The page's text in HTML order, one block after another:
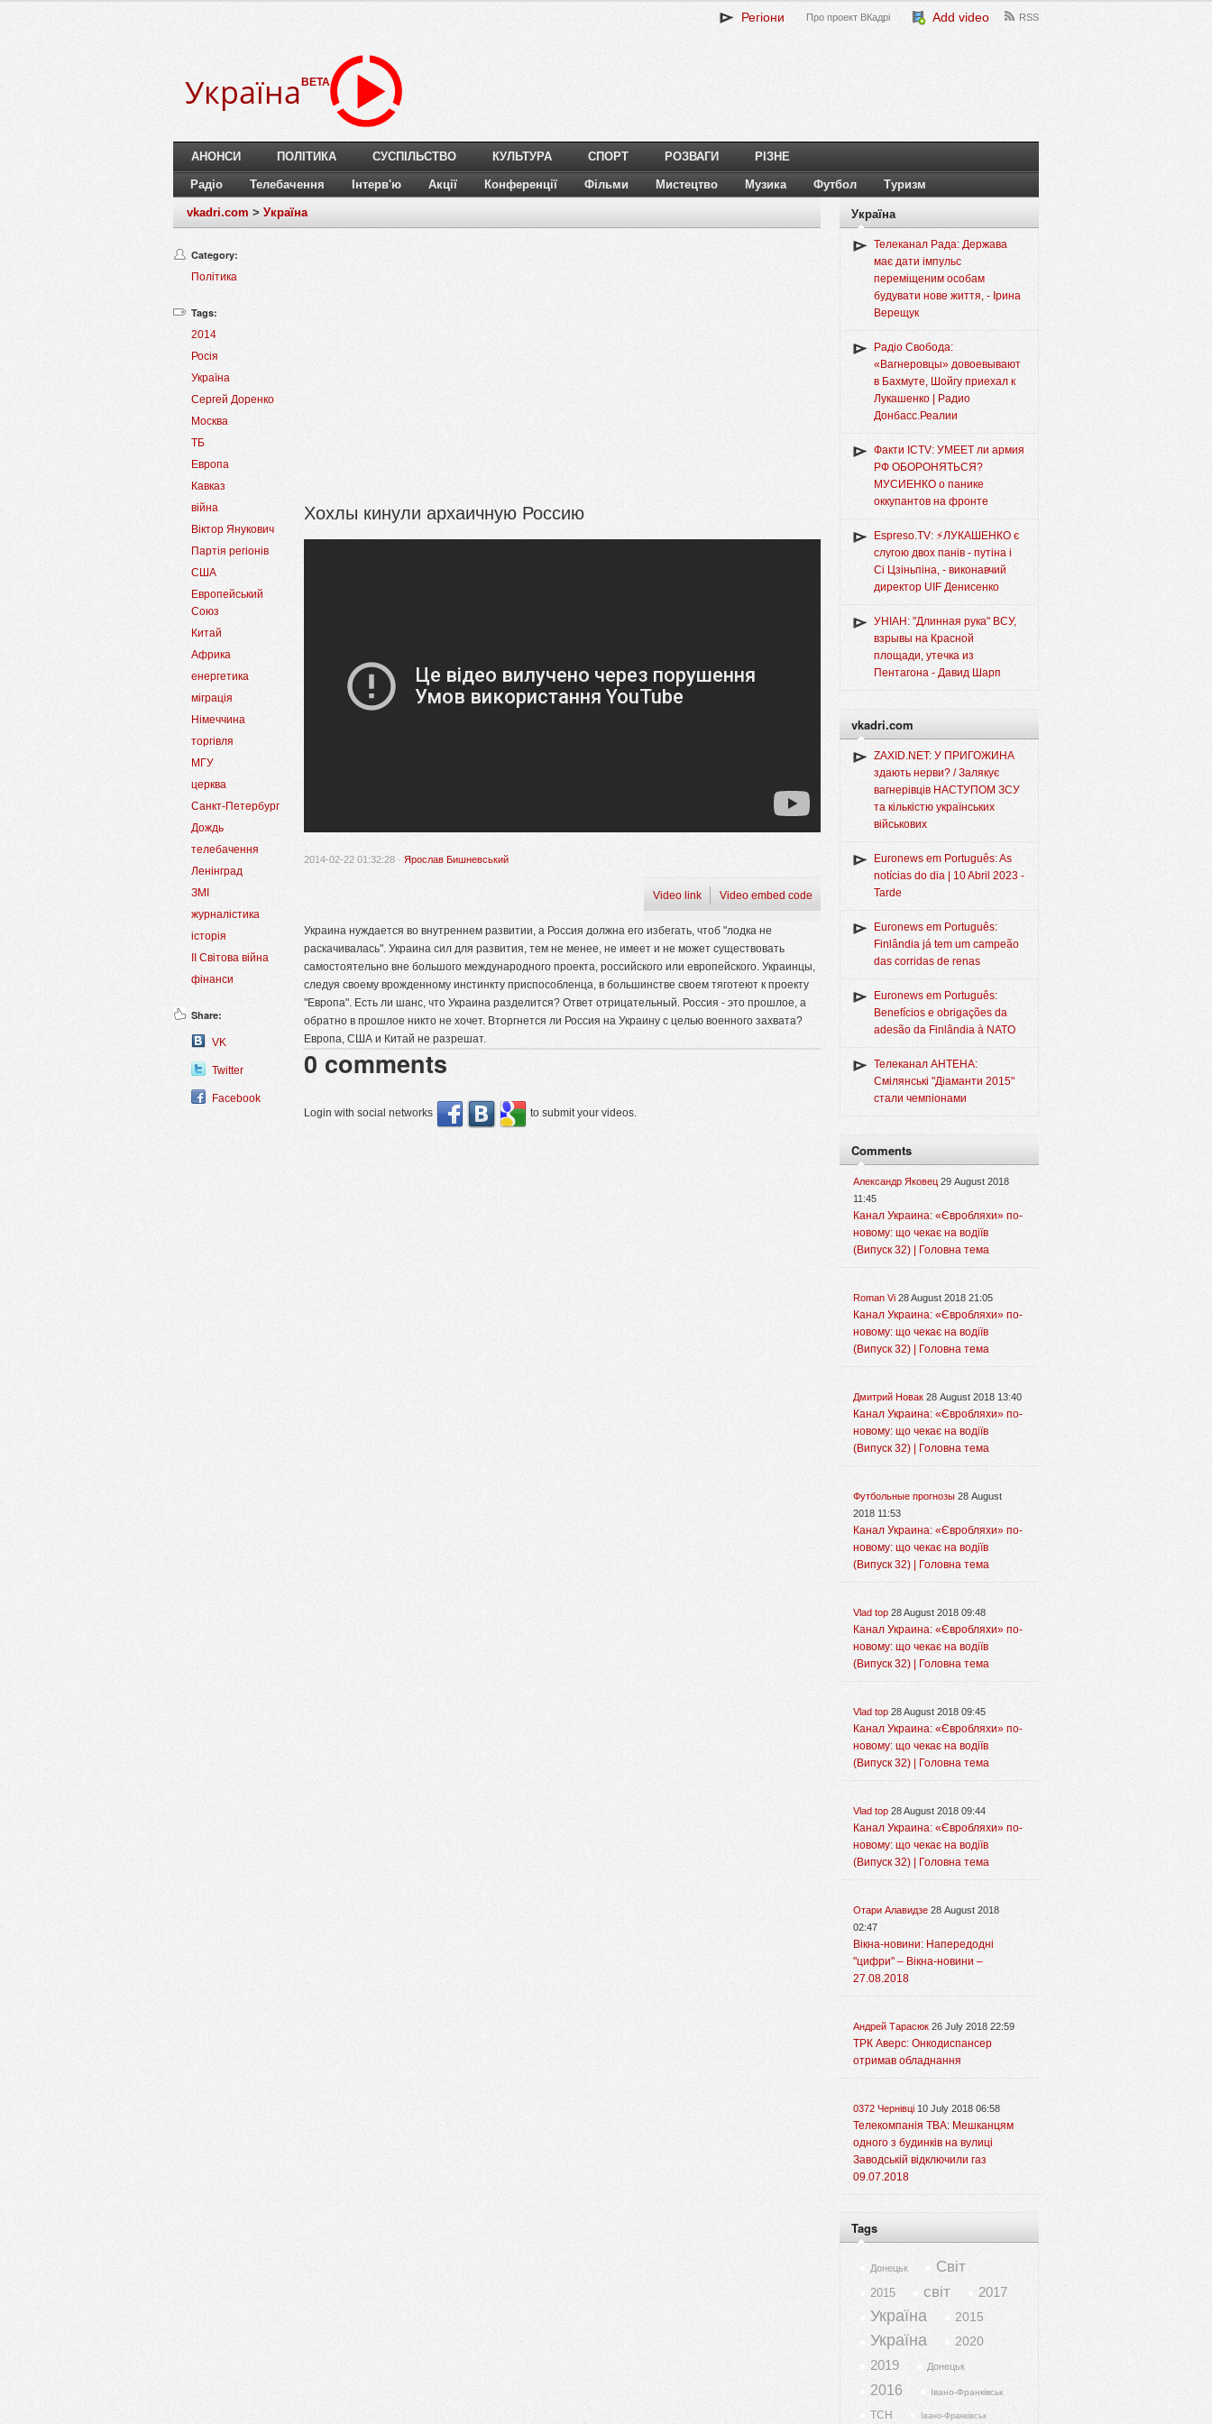
Регіони Про проект ВКадрі Add video RSS
Україна BETA
АНОНСИ ПОЛІТИКА СУСПІЛЬСТВО КУЛЬТУРА СПОРТ РОЗВАГИ РІЗНЕ
Радіо Телебачення Інтерв'ю Акції Конференції Фільми Мистецтво Музика Футбол Туризм
vkadri.com > Україна
Category:
Політика
Tags:
2014
Росія
Україна
Сергей Доренко
Москва
ТБ
Европа
Кавказ
війна
Віктор Янукович
Партія регіонів
США
Европейський
Союз
Китай
Африка
енергетика
міграція
Німеччина
торгівля
МГУ
церква
Санкт-Петербург
Дождь
телебачення
Ленінград
ЗМІ
журналістика
історія
II Світова війна
фінанси
Share:
VK
Twitter
Facebook
Хохлы кинули архаичную Россию
2014-02-22 01:32:28 · Ярослав Бишневський
Video link Video embed code
Украина нуждается во внутреннем развитии, а Россия должна его избегать, чтоб "лодка не
раскачивалась". Украина сил для развития, тем не менее, не имеет и не может существовать
самостоятельно вне большого международного проекта, российского или европейского. Украинцы,
следуя своему врожденному инстинкту приспособленца, в большинстве своем тяготеют к проекту
"Европа". Есть ли шанс, что Украина разделится? Ответ отрицательный. Россия - это прошлое, а
обратно в прошлое никто не хочет. Вторгнется ли Россия на Украину с целью военного захвата?
Европа, США и Китай не разрешат.
0 comments
Login with social networks to submit your videos.
Україна
Телеканал Рада: Держава
має дати імпульс
переміщеним особам
будувати нове життя, - Ірина
Верещук
Радіо Свобода:
«Вагнеровцы» довоевывают
в Бахмуте, Шойгу приехал к
Лукашенко | Радио
Донбасс.Реалии
Факти ICTV: УМЕЕТ ли армия
РФ ОБОРОНЯТЬСЯ?
МУСИЕНКО о панике
оккупантов на фронте
Espreso.TV: ⚡ЛУКАШЕНКО є
слугою двох панів - путіна і
Сі Цзіньпіна, - виконавчий
директор UIF Денисенко
УНІАН: "Длинная рука" ВСУ,
взрывы на Красной
площади, утечка из
Пентагона - Давид Шарп
vkadri.com
ZAXID.NET: У ПРИГОЖИНА
здають нерви? / Залякує
вагнерівців НАСТУПОМ ЗСУ
та кількістю українських
військових
Euronews em Português: As
notícias do dia | 10 Abril 2023 -
Tarde
Euronews em Português:
Finlândia já tem um campeão
das corridas de renas
Euronews em Português:
Benefícios e obrigações da
adesão da Finlândia à NATO
Телеканал АНТЕНА:
Смілянські "Діаманти 2015"
стали чемпіонами
Comments
Александр Яковец 29 August 2018
11:45
Канал Украина: «Євробляхи» по-
новому: що чекає на водіїв
(Випуск 32) | Головна тема
Roman Vi 28 August 2018 21:05
Канал Украина: «Євробляхи» по-
новому: що чекає на водіїв
(Випуск 32) | Головна тема
Дмитрий Новак 28 August 2018 13:40
Канал Украина: «Євробляхи» по-
новому: що чекає на водіїв
(Випуск 32) | Головна тема
Футбольные прогнозы 28 August
2018 11:53
Канал Украина: «Євробляхи» по-
новому: що чекає на водіїв
(Випуск 32) | Головна тема
Vlad top 28 August 2018 09:48
Канал Украина: «Євробляхи» по-
новому: що чекає на водіїв
(Випуск 32) | Головна тема
Vlad top 28 August 2018 09:45
Канал Украина: «Євробляхи» по-
новому: що чекає на водіїв
(Випуск 32) | Головна тема
Vlad top 28 August 2018 09:44
Канал Украина: «Євробляхи» по-
новому: що чекає на водіїв
(Випуск 32) | Головна тема
Отари Алавидзе 28 August 2018
02:47
Вікна-новини: Напередодні
"цифри" – Вікна-новини –
27.08.2018
Андрей Тарасюк 26 July 2018 22:59
ТРК Аверс: Онкодиспансер
отримав обладнання
0372 Чернівці 10 July 2018 06:58
Телекомпанія ТВА: Мешканцям
одного з будинків на вулиці
Заводській відключили газ
09.07.2018
Tags
Донецьк Світ
2015 світ 2017
Україна 2015
Україна 2020
2019 Донецьк
2016 Івано-Франківськ
ТСН Івано-Франківськ